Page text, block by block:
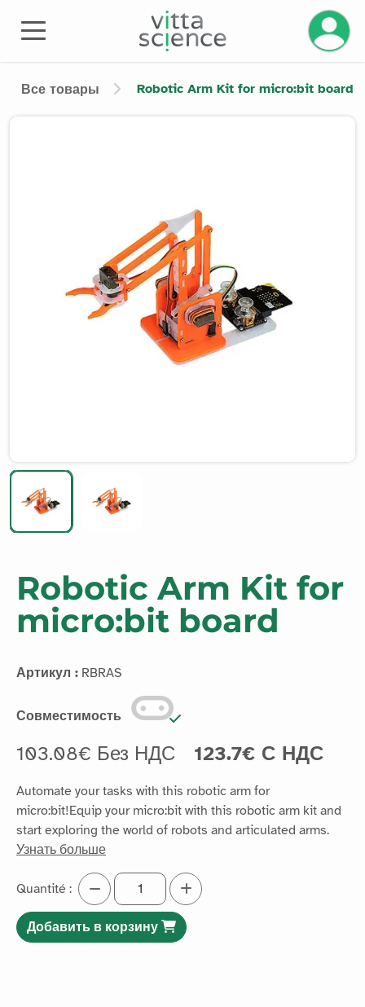
Все товары Robotic Arm Kit for micro:bit board
Robotic Arm Kit for
micro:bit board
Артикул : RBRAS
Совместимость
103.08€ Без НДС 123.7€ С НДС
Automate your tasks with this robotic arm for
micro:bit!Equip your micro:bit with this robotic arm kit and
start exploring the world of robots and articulated arms.
Узнать больше
Quantité :
Добавить в корзину